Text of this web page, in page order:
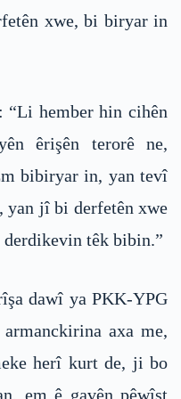
xwe, bi biryar in
“Li hember hin cihên
êrişên terorê ne,
bibiryar in, yan tevî
yan jî bi derfetên xwe
derdikevin têk bibin.”
dawî ya PKK-YPG
axa me,
herî kurt de, ji bo
em ê gavên pêwîst